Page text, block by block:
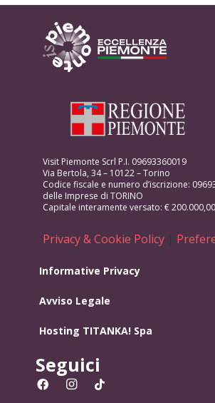
Visit Piemonte Scrl P.I. 09693360019
Via Bertola, 34 – 10122 – Torino
Codice fiscale e numero d’iscrizione:
delle Imprese di TORINO
Capitale interamente versato: € 200.000,00
Privacy & Cookie Policy |
Informative Privacy
Avviso Legale
Hosting TITANKA! Spa
Seguici